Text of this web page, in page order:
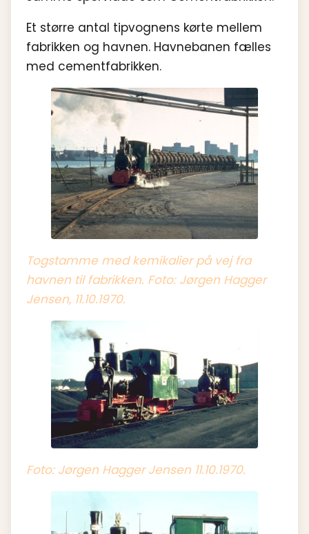
Et større antal tipvognens kørte mellem
fabrikken og havnen. Havnebanen fælles
med cementfabrikken.
Togstamme med kemikalier på vej fra
havnen til fabrikken. Foto: Jørgen Hagger
Jensen, 11.10.1970.
Foto: Jørgen Hagger Jensen 11.10.1970.